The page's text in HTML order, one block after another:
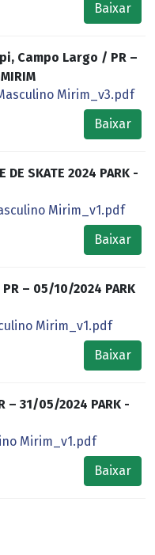
Baixar
Campo Largo / PR –
Mirim_v3.pdf
Baixar
DE SKATE 2024 PARK -
Mirim_v1.pdf
Baixar
– 05/10/2024 PARK
Mirim_v1.pdf
Baixar
– 31/05/2024 PARK -
Mirim_v1.pdf
Baixar